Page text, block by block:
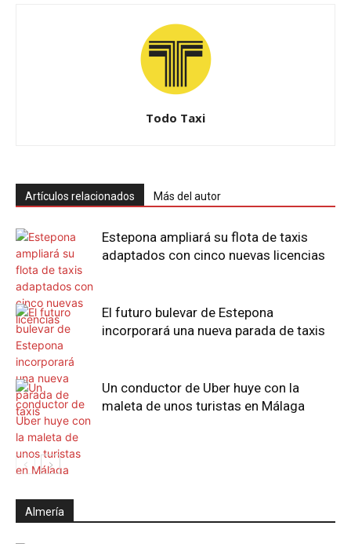
Todo Taxi
Artículos relacionados Más del autor
Estepona ampliará su flota de taxis
adaptados con cinco nuevas licencias
El futuro bulevar de Estepona
incorporará una nueva parada de taxis
Un conductor de Uber huye con la
maleta de unos turistas en Málaga
Almería